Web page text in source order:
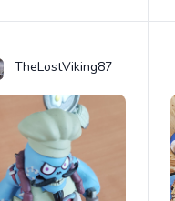
TheLostViking87